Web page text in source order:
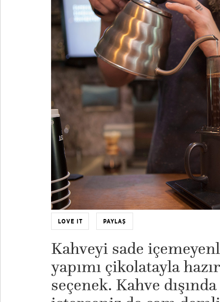
LOVE IT PAYLAŞ
Kahveyi sade
yapımı çikolatayla
seçenek. Kahve